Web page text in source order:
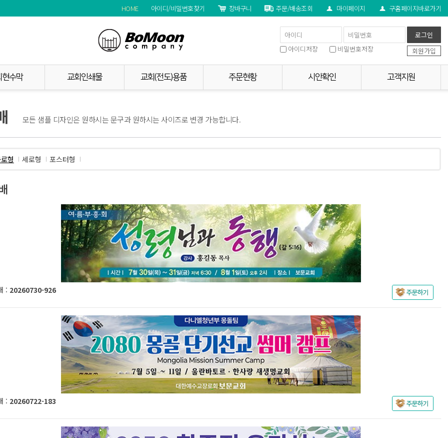
HOME 아이디/비밀번호찾기 장바구니 주문/배송조회 마이페이지 구홈페이지바로가기
BoMoon company 보문현수막
아이디저장 비밀번호저장 회원가입
현수막 교회인쇄물 교회(전도)용품 주문현황 시안확인 고객지원
모든 샘플 디자인은 원하시는 문구과 원하시는 사이즈로 변경 가능합니다.
형 세로형 포스터형
: 20260730-926
: 20260722-183